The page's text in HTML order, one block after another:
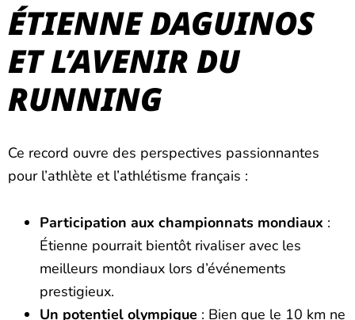
ÉTIENNE DAGUINOS
ET L’AVENIR DU
RUNNING
Ce record ouvre des perspectives passionnantes
pour l’athlète et l’athlétisme français :
Participation aux championnats mondiaux :
Étienne pourrait bientôt rivaliser avec les
meilleurs mondiaux lors d’événements
prestigieux.
Un potentiel olympique : Bien que le 10 km ne